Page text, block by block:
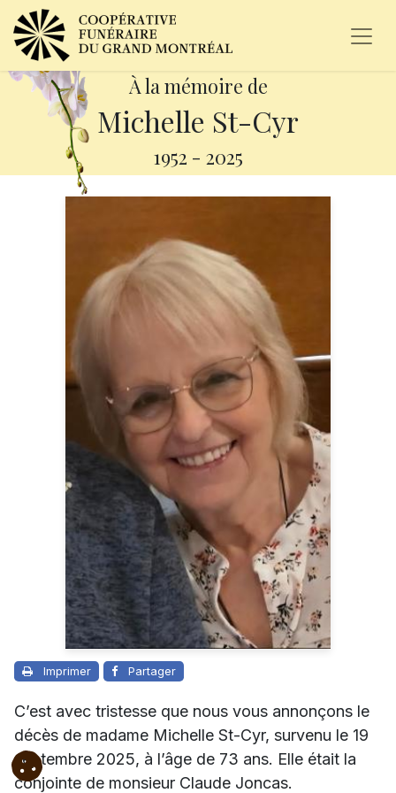
À la mémoire de
Michelle St-Cyr
1952 - 2025
Imprimer Partager
C’est avec tristesse que nous vous annonçons le
décès de madame Michelle St-Cyr, survenu le 19
septembre 2025, à l’âge de 73 ans. Elle était la
conjointe de monsieur Claude Joncas.